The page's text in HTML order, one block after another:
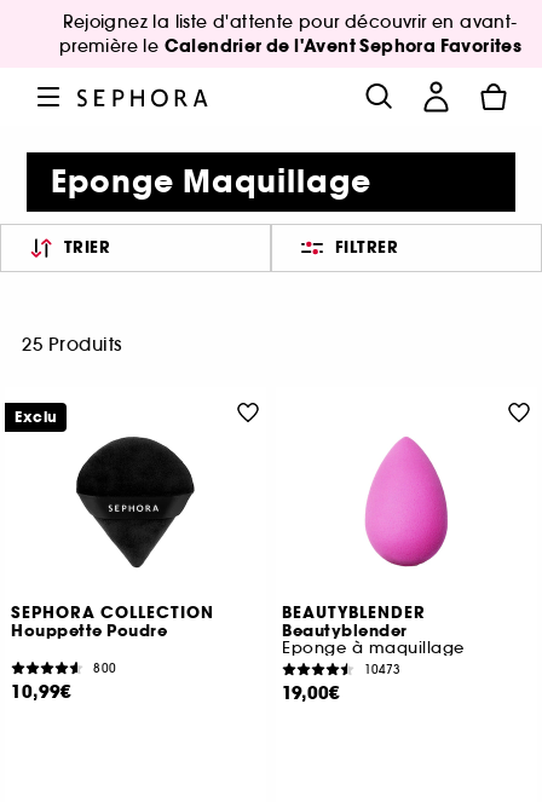
Rejoignez la liste d'attente pour découvrir en avant-
première le Calendrier de l'Avent Sephora Favorites
Eponge Maquillage
TRIER FILTRER
25 Produits
SEPHORA COLLECTION
Houppette Poudre
800
10,99€
Exclu
BEAUTYBLENDER
Beautyblender
Eponge à maquillage
10473
19,00€